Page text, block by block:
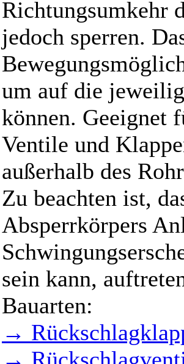
Richtungsumkehr
jedoch sperren.
um auf die
können. Geeignet
Ventile und
außerhalb des
Zu beachten ist,
Absperrkörpers
sein kann,
Bauarten:
→